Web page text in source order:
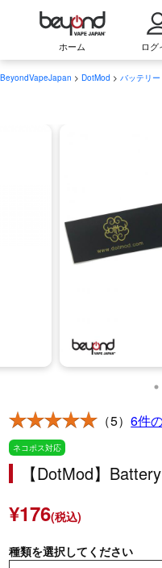
ホーム ログ
BeyondVapeJapan > DotMod > バッテリ
（5）6件
ネコポス対応
【DotMod】
¥176(税込)
種類を選択してください